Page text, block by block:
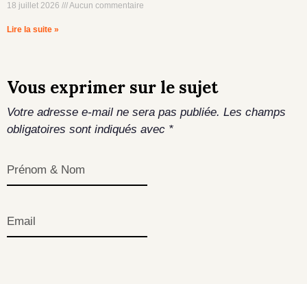
18 juillet 2026 Aucun commentaire
Lire la suite »
Vous exprimer sur le sujet
Votre adresse e-mail ne sera pas publiée. Les champs
obligatoires sont indiqués avec *